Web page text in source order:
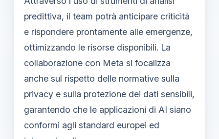
predittiva, il team potrà anticipare criticità
e rispondere prontamente alle emergenze,
ottimizzando le risorse disponibili. La
collaborazione con Meta si focalizza
anche sul rispetto delle normative sulla
privacy e sulla protezione dei dati sensibili,
garantendo che le applicazioni di AI siano
conformi agli standard europei ed